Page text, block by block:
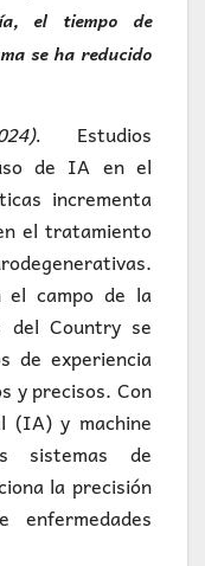
el tiempo de
se ha reducido
Estudios
de IA en el
incrementa
el tratamiento
el campo de la
del Country se
de experiencia
y precisos. Con
(IA) y machine
sistemas de
la precisión